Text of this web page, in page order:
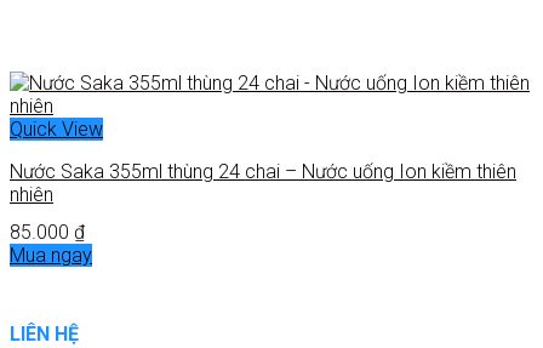
Quick View
Nước Saka 355ml thùng 24 chai – Nước uống Ion kiềm thiên
nhiên
85.000 ₫
Mua ngay
LIÊN HỆ